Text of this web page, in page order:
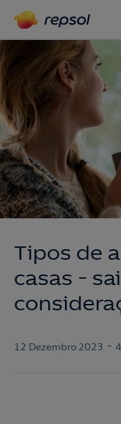
Tipos de
casas -
12 Dezembro 2023 -